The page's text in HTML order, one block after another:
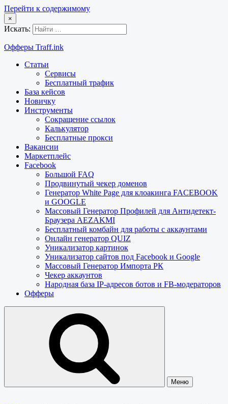
Перейти к содержимому
×
Искать:
Офферы Traff.ink
Статьи
Сервисы
Бесплатный трафик
База кейсов
Новичку
Инструменты
Сокращение ссылок
Калькулятор
Бесплатные прокси
Вакансии
Маркетплейс
Facebook
Большой FAQ
Продвинутый чекер доменов
Генератор White Page для клоакинга FACEBOOK
и GOOGLE
Массовый Генератор Профилей для Антидетект-
Браузера AEZAKMI
Бесплатный комбайн для работы с аккаунтами
Онлайн генератор QUIZ
Уникализатор картинок
Уникализатор сайтов под Facebook и Google
Массовый Генератор Импорта РК
Чекер аккаунтов
Народная база IP-адресов ботов и FB-модераторов
Офферы
Меню